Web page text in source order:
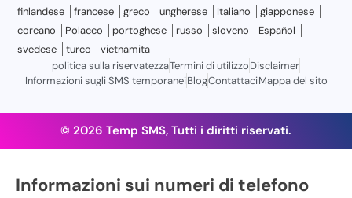
finlandese
francese greco ungherese Italiano
giapponese
coreano
Polacco portoghese russo sloveno
Español
svedese
turco
vietnamita
politica sulla riservatezzaTermini di utilizzoDisclaimer
Informazioni sugli SMS temporaneiBlogContattaciMappa del sito
© 2026 Temp SMS, Tutti i diritti riservati.
Informazioni sui numeri di telefono